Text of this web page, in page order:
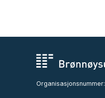
Organisasjonsnummer: